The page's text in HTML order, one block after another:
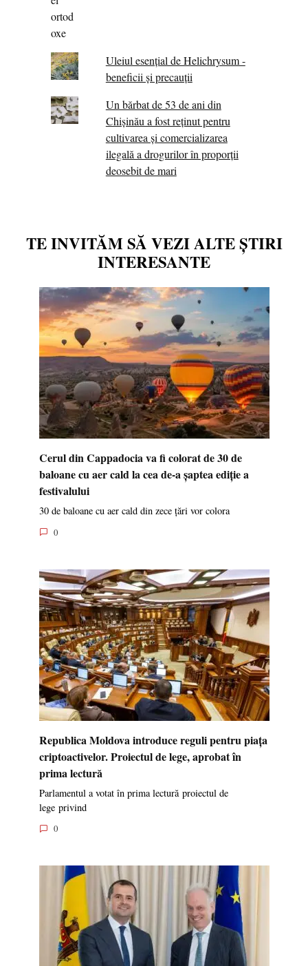
Uleiul esențial de Helichrysum -
beneficii și precauții
Un bărbat de 53 de ani din
Chișinău a fost reținut pentru
cultivarea și comercializarea
ilegală a drogurilor în proporții
deosebit de mari
TE INVITĂM SĂ VEZI ALTE ȘTIRI
INTERESANTE
Cerul din Cappadocia va fi colorat de 30 de
baloane cu aer cald la cea de-a șaptea ediție a
festivalului
30 de baloane cu aer cald din zece țări vor colora
0
Republica Moldova introduce reguli pentru piața
criptoactivelor. Proiectul de lege, aprobat în
prima lectură
Parlamentul a votat în prima lectură proiectul de
lege privind
0